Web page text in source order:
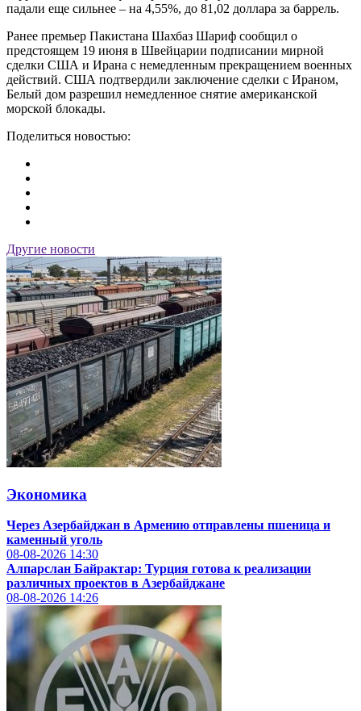
падали еще сильнее – на 4,55%, до 81,02 доллара за баррель.
Ранее премьер Пакистана Шахбаз Шариф сообщил о
предстоящем 19 июня в Швейцарии подписании мирной
сделки США и Ирана с немедленным прекращением военных
действий. США подтвердили заключение сделки с Ираном,
Белый дом разрешил немедленное снятие американской
морской блокады.
Поделиться новостью:
Другие новости
Экономика
Через Азербайджан в Армению отправлены пшеница и
каменный уголь
08-08-2026 14:30
Алпарслан Байрактар: Турция готова к реализации
различных проектов в Азербайджане
08-08-2026 14:26